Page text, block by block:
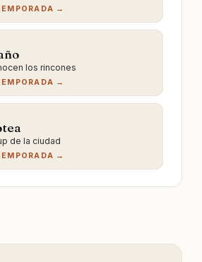
→
los rincones
→
de la ciudad
→